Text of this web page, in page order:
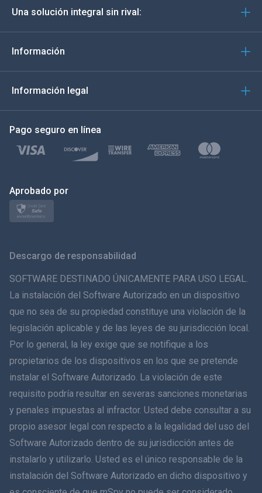
Italiano
Türkçe
Polski
日本
ภาษาไทย
Dansk
हिंदी
עברית
Română
Ελληνικά
Una solución integral sin rival:
Información
Información legal
Pago seguro en línea
Aprobado por
Descargo de responsabilidad
SOFTWARE DESTINADO ÚNICAMENTE PARA USO LEGAL.
La instalación del Software Autorizado en un dispositivo
que no sea de su propiedad constituye una violación de la
legislación aplicable y de las leyes de su jurisdicción local.
Por lo general, la ley exige que se notifique a los
propietarios de los dispositivos en los que se pretende
instalar el Software Autorizado. La violación de este
requisito podría resultar en severas sanciones monetarias
y penales impuestas al infractor. Usted debe consultar a su
propio asesor legal con respecto a la legalidad del uso del
Software Autorizado dentro de su jurisdicción antes de
instalarlo y utilizarlo. Usted es el único responsable de la
instalación del Software Autorizado en dicho dispositivo y